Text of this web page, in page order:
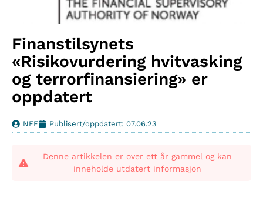
Finanstilsynets
«Risikovurdering hvitvasking
og terrorfinansiering» er
oppdatert
NEF Publisert/oppdatert: 07.06.23
Denne artikkelen er over ett år gammel og kan
inneholde utdatert informasjon